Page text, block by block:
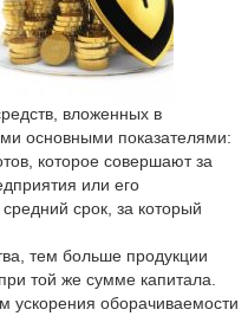
вложенных в
основными показателями:
которое совершают за
или его
срок, за который
тем больше продукции
той же сумме капитала.
оборачиваемости